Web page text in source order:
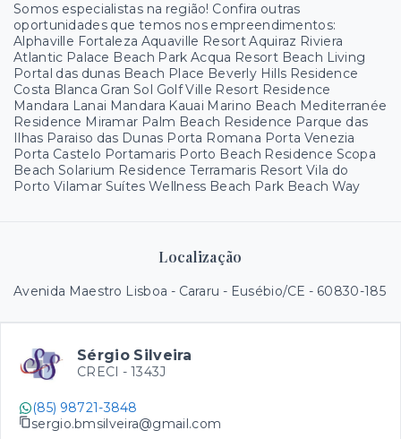
Somos especialistas na região! Confira outras
oportunidades que temos nos empreendimentos:
Alphaville Fortaleza Aquaville Resort Aquiraz Riviera
Atlantic Palace Beach Park Acqua Resort Beach Living
Portal das dunas Beach Place Beverly Hills Residence
Costa Blanca Gran Sol Golf Ville Resort Residence
Mandara Lanai Mandara Kauai Marino Beach Mediterranée
Residence Miramar Palm Beach Residence Parque das
Ilhas Paraiso das Dunas Porta Romana Porta Venezia
Porta Castelo Portamaris Porto Beach Residence Scopa
Beach Solarium Residence Terramaris Resort Vila do
Porto Vilamar Suítes Wellness Beach Park Beach Way
Localização
Avenida Maestro Lisboa - Cararu - Eusébio/CE - 60830-185
Sérgio Silveira
CRECI - 1343J
(85) 98721-3848
sergio.bmsilveira@gmail.com